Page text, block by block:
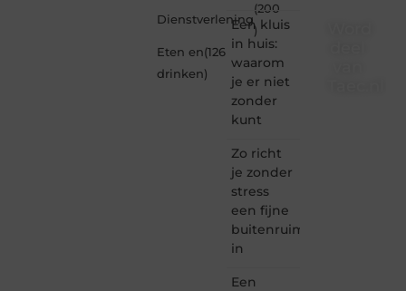
Dienstverlening
(200
)
Eten en
drinken
(126
)
Een kluis
in huis:
waarom
je er niet
zonder
kunt
Zo richt
je zonder
stress
een fijne
buitenruimte
in
Een